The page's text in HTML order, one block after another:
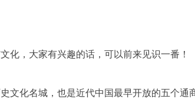
化，大家有兴趣的话，可以前来见识一番！
文化名城，也是近代中国最早开放的五个通